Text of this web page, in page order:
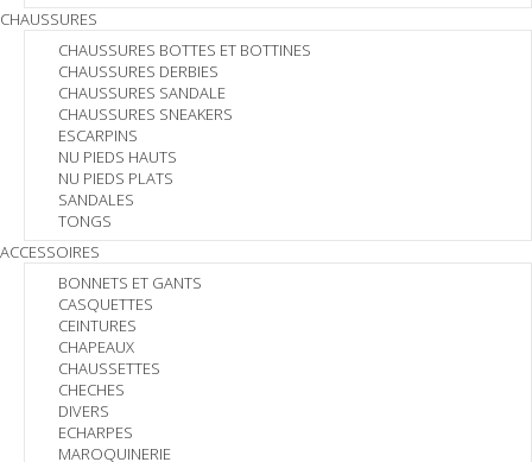
CHAUSSURES
CHAUSSURES BOTTES ET BOTTINES
CHAUSSURES DERBIES
CHAUSSURES SANDALE
CHAUSSURES SNEAKERS
ESCARPINS
NU PIEDS HAUTS
NU PIEDS PLATS
SANDALES
TONGS
ACCESSOIRES
BONNETS ET GANTS
CASQUETTES
CEINTURES
CHAPEAUX
CHAUSSETTES
CHECHES
DIVERS
ECHARPES
MAROQUINERIE